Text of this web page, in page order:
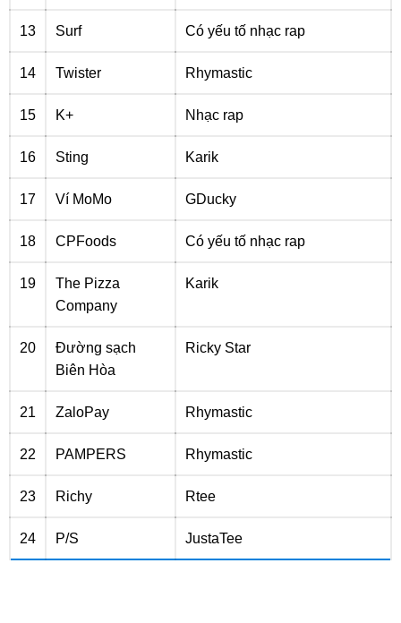
13 Surf Có yếu tố nhạc rap
14 Twister Rhymastic
15 K+ Nhạc rap
16 Sting Karik
17 Ví MoMo GDucky
18 CPFoods Có yếu tố nhạc rap
19
The Pizza
Company
Karik
20
Đường sạch
Biên Hòa
Ricky Star
21 ZaloPay Rhymastic
22 PAMPERS Rhymastic
23 Richy Rtee
24 P/S JustaTee